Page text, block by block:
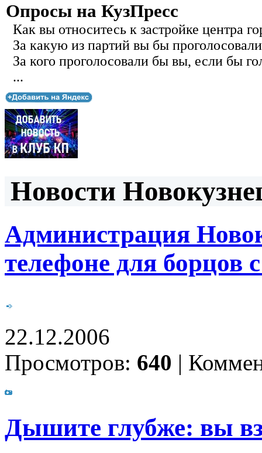
Опросы на КузПресс
Как вы относитесь к застройке центра
За какую из партий вы бы
За кого проголосовали бы вы, если бы
...
Новости
Администрация
телефоне для борцов
22.12.2006
Просмотров: 640 |
Дышите глубже: вы